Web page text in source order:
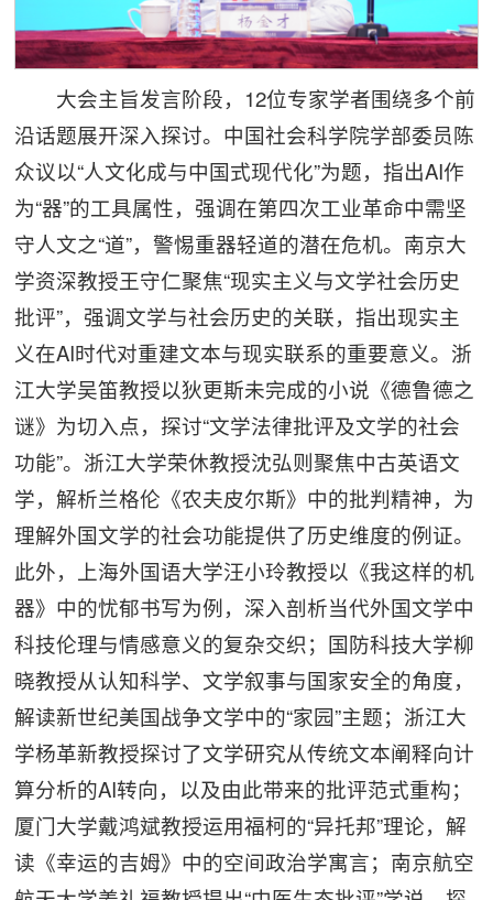
大会主旨发言阶段，12位专家学者围绕多个前
沿话题展开深入探讨。中国社会科学院学部委员陈
众议以“人文化成与中国式现代化”为题，指出AI作
为“器”的工具属性，强调在第四次工业革命中需坚
守人文之“道”，警惕重器轻道的潜在危机。南京大
学资深教授王守仁聚焦“现实主义与文学社会历史
批评”，强调文学与社会历史的关联，指出现实主
义在AI时代对重建文本与现实联系的重要意义。浙
江大学吴笛教授以狄更斯未完成的小说《德鲁德之
谜》为切入点，探讨“文学法律批评及文学的社会
功能”。浙江大学荣休教授沈弘则聚焦中古英语文
学，解析兰格伦《农夫皮尔斯》中的批判精神，为
理解外国文学的社会功能提供了历史维度的例证。
此外，上海外国语大学汪小玲教授以《我这样的机
器》中的忧郁书写为例，深入剖析当代外国文学中
科技伦理与情感意义的复杂交织；国防科技大学柳
晓教授从认知科学、文学叙事与国家安全的角度，
解读新世纪美国战争文学中的“家园”主题；浙江大
学杨革新教授探讨了文学研究从传统文本阐释向计
算分析的AI转向，以及由此带来的批评范式重构；
厦门大学戴鸿斌教授运用福柯的“异托邦”理论，解
读《幸运的吉姆》中的空间政治学寓言；南京航空